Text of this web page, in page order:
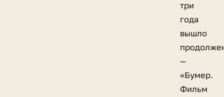
три
года
вышло
—
«Бумер.
Фильм